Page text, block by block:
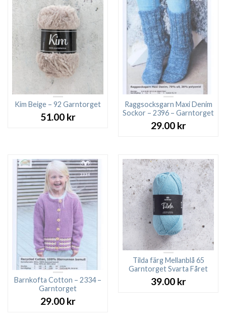
Kim Beige – 92 Garntorget
51.00 kr
Raggsocksgarn Maxi Denim
Sockor – 2396 – Garntorget
29.00 kr
Barnkofta Cotton – 2334 –
Garntorget
29.00 kr
Tilda färg Mellanblå 65
Garntorget Svarta Fåret
39.00 kr